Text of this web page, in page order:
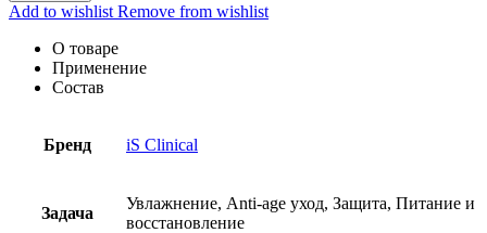
Add to wishlist Remove from wishlist
О товаре
Применение
Состав
Бренд iS Clinical
Задача
Увлажнение, Anti-age уход, Защита, Питание и
восстановление